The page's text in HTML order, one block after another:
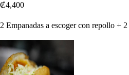
₡4,400
2 Empanadas a escoger con repollo +